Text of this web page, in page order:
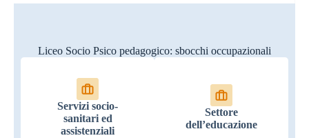
Liceo Socio Psico pedagogico: sbocchi occupazionali
Servizi socio-
sanitari ed
assistenziali
Settore
dell’educazione